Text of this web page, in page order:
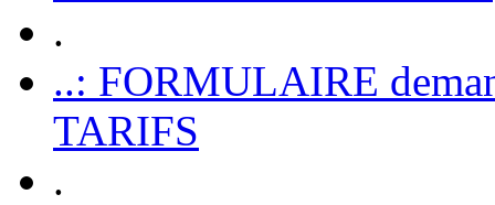
.
..: FORMULAIRE
TARIFS
.